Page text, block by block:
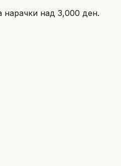
нарачки над 3,000 ден.